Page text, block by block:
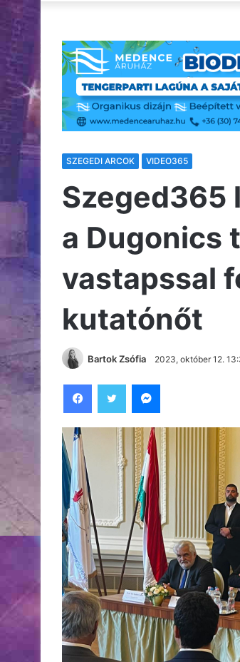
SZEGEDI ARCOK VIDEO365
Szeged365
a Dugonics
vastapssal
kutatónőt
Bartok Zsófia 2023, október 12.